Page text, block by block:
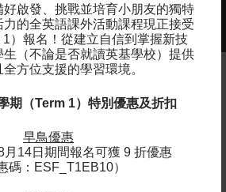
啟發、挑戰並培育小朋友的獨特
的全英語課外活動課程現正接受
）報名！ 從建立自信到掌握新技
（不論是否就讀英基學校）提供
方位支援的學習環境。
期（Term 1）特別優惠及折扣
早鳥優惠
月14日期間報名可獲 9 折優惠
碼：ESF_T1EB10）
增強信心和成就感
streamlining of age
much better. Having the
level and smaller class